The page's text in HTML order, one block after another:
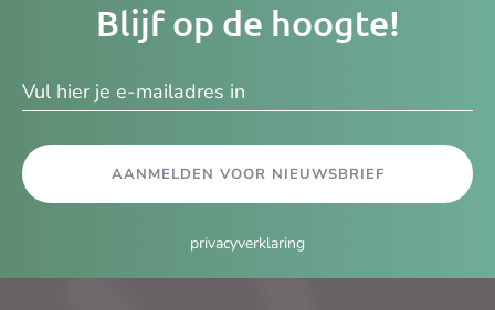
Blijf op de hoogte!
AANMELDEN VOOR NIEUWSBRIEF
privacyverklaring